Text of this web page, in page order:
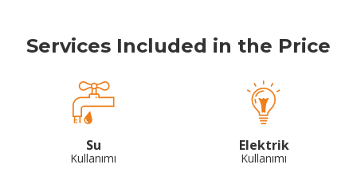
Services Included in the Price
Su
Kullanımı
Elektrik
Kullanımı